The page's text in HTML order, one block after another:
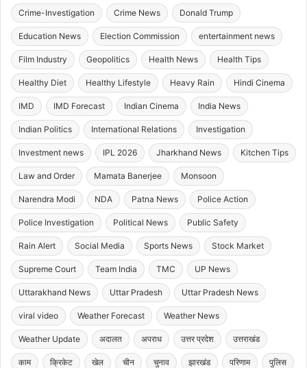
Crime-Investigation Crime News Donald Trump
Education News Election Commission entertainment news
Film Industry Geopolitics Health News Health Tips
Healthy Diet Healthy Lifestyle Heavy Rain Hindi Cinema
IMD IMD Forecast Indian Cinema India News
Indian Politics International Relations Investigation
Investment news IPL 2026 Jharkhand News Kitchen Tips
Law and Order Mamata Banerjee Monsoon
Narendra Modi NDA Patna News Police Action
Police Investigation Political News Public Safety
Rain Alert Social Media Sports News Stock Market
Supreme Court Team India TMC UP News
Uttarakhand News Uttar Pradesh Uttar Pradesh News
viral video Weather Forecast Weather News
Weather Update अदालत अपराध उत्तर प्रदेश उत्तराखंड
काम क्रिकेट खेल चीन चुनाव झारखंड परिणाम पुलिस